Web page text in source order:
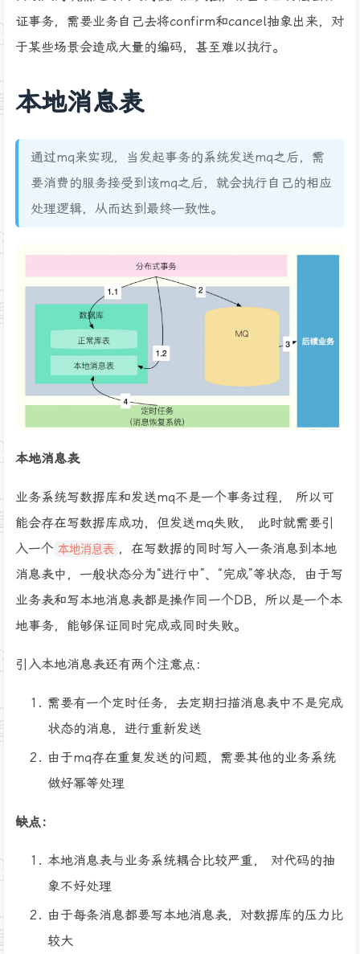
证事务，需要业务自己去将confirm和cancel抽象出来，对
于某些场景会造成大量的编码，甚至难以执行。
本地消息表
通过mq来实现，当发起事务的系统发送mq之后，需
要消费的服务接受到该mq之后，就会执行自己的相应
处理逻辑，从而达到最终一致性。
本地消息表
业务系统写数据库和发送mq不是一个事务过程， 所以可
能会存在写数据库成功，但发送mq失败， 此时就需要引
入一个 本地消息表 ，在写数据的同时写入一条消息到本地
消息表中，一般状态分为“进行中”、“完成”等状态，由于写
业务表和写本地消息表都是操作同一个DB，所以是一个本
地事务，能够保证同时完成或同时失败。
引入本地消息表还有两个注意点：
需要有一个定时任务，去定期扫描消息表中不是完成
状态的消息，进行重新发送
由于mq存在重复发送的问题，需要其他的业务系统
做好幂等处理
缺点：
本地消息表与业务系统耦合比较严重， 对代码的抽
象不好处理
由于每条消息都要写本地消息表，对数据库的压力比
较大